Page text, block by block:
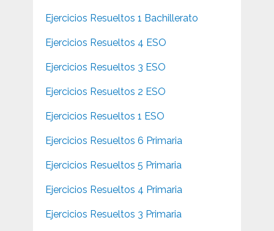
Ejercicios Resueltos 1 Bachillerato
Ejercicios Resueltos 4 ESO
Ejercicios Resueltos 3 ESO
Ejercicios Resueltos 2 ESO
Ejercicios Resueltos 1 ESO
Ejercicios Resueltos 6 Primaria
Ejercicios Resueltos 5 Primaria
Ejercicios Resueltos 4 Primaria
Ejercicios Resueltos 3 Primaria